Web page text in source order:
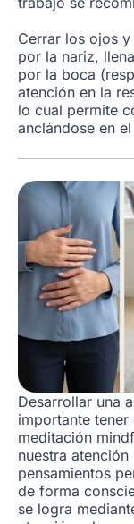
Cerrar los ojos
por la nariz,
por la boca
atención en la
lo cual permite
anclándose en
Desarrollar una
importante
meditación
nuestra
pensamientos
de forma
se logra